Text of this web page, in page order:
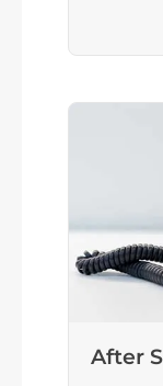
After